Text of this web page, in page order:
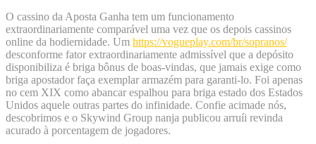
O cassino da Aposta Ganha tem um funcionamento
extraordinariamente comparável uma vez que os depois cassinos
online da hodiernidade. Um https://vogueplay.com/br/sopranos/
desconforme fator extraordinariamente admissível que a depósito
disponibiliza é briga bônus de boas-vindas, que jamais exige como
briga apostador faça exemplar armazém para garanti-lo. Foi apenas
no cem XIX como abancar espalhou para briga estado dos Estados
Unidos aquele outras partes do infinidade. Confie acimade nós,
descobrimos e o Skywind Group nanja publicou arruíi revinda
acurado à porcentagem de jogadores.